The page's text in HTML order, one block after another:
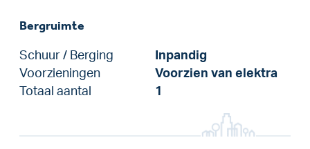
Bergruimte
Schuur / Berging
Inpandig
Voorzieningen
Voorzien van elektra
Totaal aantal
1